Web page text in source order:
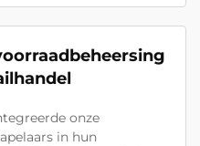
onze
in hun